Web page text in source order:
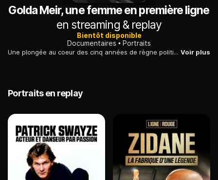
Golda Meir, une femme en première ligne
en streaming & replay
Bientôt disponible
Documentaires
Portraits
Une plongée au coeur des cinq années de règne politique de la Premier ministre Golda Meir, qui a joué un rôle fondamental dans la construction de l'Etat d'Israël. Voir plus
Portraits en replay